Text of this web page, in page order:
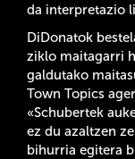
da interpretazio
DiDonatok
ziklo maitagarri
galdutako
Town Topics
«Schubertek
ez du azaltzen
bihurria egitera